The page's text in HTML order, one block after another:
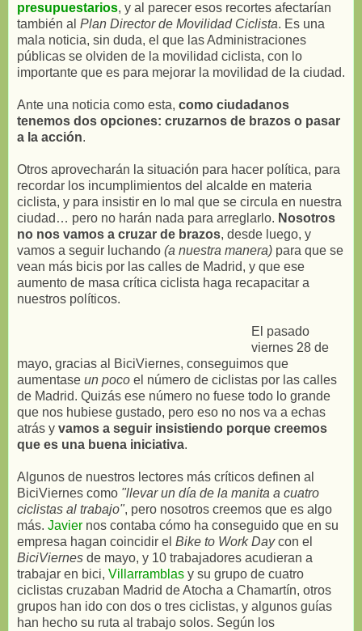
presupuestarios, y al parecer esos recortes afectarían
también al Plan Director de Movilidad Ciclista. Es una
mala noticia, sin duda, el que las Administraciones
públicas se olviden de la movilidad ciclista, con lo
importante que es para mejorar la movilidad de la ciudad.
Ante una noticia como esta, como ciudadanos
tenemos dos opciones: cruzarnos de brazos o pasar
a la acción.
Otros aprovecharán la situación para hacer política, para
recordar los incumplimientos del alcalde en materia
ciclista, y para insistir en lo mal que se circula en nuestra
ciudad… pero no harán nada para arreglarlo. Nosotros
no nos vamos a cruzar de brazos, desde luego, y
vamos a seguir luchando (a nuestra manera) para que se
vean más bicis por las calles de Madrid, y que ese
aumento de masa crítica ciclista haga recapacitar a
nuestros políticos.
El pasado
viernes 28 de
mayo, gracias al BiciViernes, conseguimos que
aumentase un poco el número de ciclistas por las calles
de Madrid. Quizás ese número no fuese todo lo grande
que nos hubiese gustado, pero eso no nos va a echas
atrás y vamos a seguir insistiendo porque creemos
que es una buena iniciativa.
Algunos de nuestros lectores más críticos definen al
BiciViernes como "llevar un día de la manita a cuatro
ciclistas al trabajo", pero nosotros creemos que es algo
más. Javier nos contaba cómo ha conseguido que en su
empresa hagan coincidir el Bike to Work Daycon el
BiciViernes de mayo, y 10 trabajadores acudieran a
trabajar en bici, Villarramblas y su grupo de cuatro
ciclistas cruzaban Madrid de Atocha a Chamartín, otros
grupos han ido con dos o tres ciclistas, y algunos guías
han hecho su ruta al trabajo solos. Según los